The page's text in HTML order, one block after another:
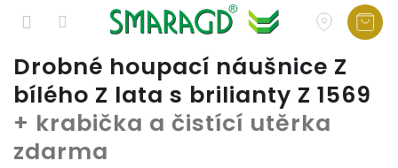
Přejít
obsah
Drobné houpací náušnice Z
bílého Z lata s brilianty Z 1569
+ krabička a čistící utěrka
zdarma